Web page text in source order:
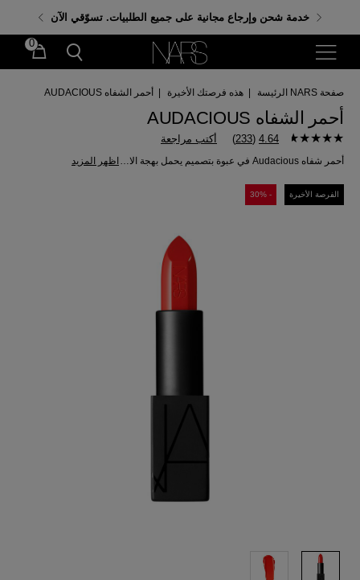
احصلي على هدايا مجانية عند إنفاق 350 د.إ. باستخدام الكود:
GIFTS
خدمة شحن وإرجاع مجانية على جميع الطلبيات. تسوّقي الآن
0
صفحة NARS الرئيسة هذه فرصتك الأخيرة أحمر الشفاه AUDACIOUS
أحمر الشفاه AUDACIOUS
4.64
(
233
) أكتب مراجعة
أحمر شفاه Audacious في عبوة بتصميم يحمل بهجة الاحتفالات في خمسة ألوان محدودة الإصدار. اظهر المزيد
الفرصة الأخيرة - 30%